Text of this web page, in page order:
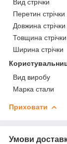
Вид стрічки
Перетин стрічки
Довжина стрічки
Товщина стрічки
Ширина стрічки
Вид виробу
Марка стали
Приховати
Умови